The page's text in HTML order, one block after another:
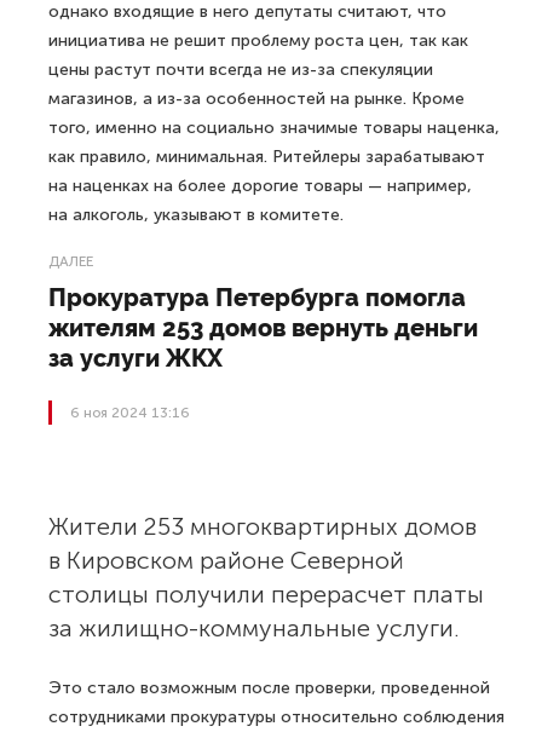
однако входящие в него депутаты считают, что
инициатива не решит проблему роста цен, так как
цены растут почти всегда не из-за спекуляции
магазинов, а из-за особенностей на рынке. Кроме
того, именно на социально значимые товары наценка,
как правило, минимальная. Ритейлеры зарабатывают
на наценках на более дорогие товары — например,
на алкоголь, указывают в комитете.
ДАЛЕЕ
Прокуратура Петербурга помогла
жителям 253 домов вернуть деньги
за услуги ЖКХ
6 ноя 2024 13:16
Жители 253 многоквартирных домов
в Кировском районе Северной
столицы получили перерасчет платы
за жилищно-коммунальные услуги.
Это стало возможным после проверки, проведенной
сотрудниками прокуратуры относительно соблюдения